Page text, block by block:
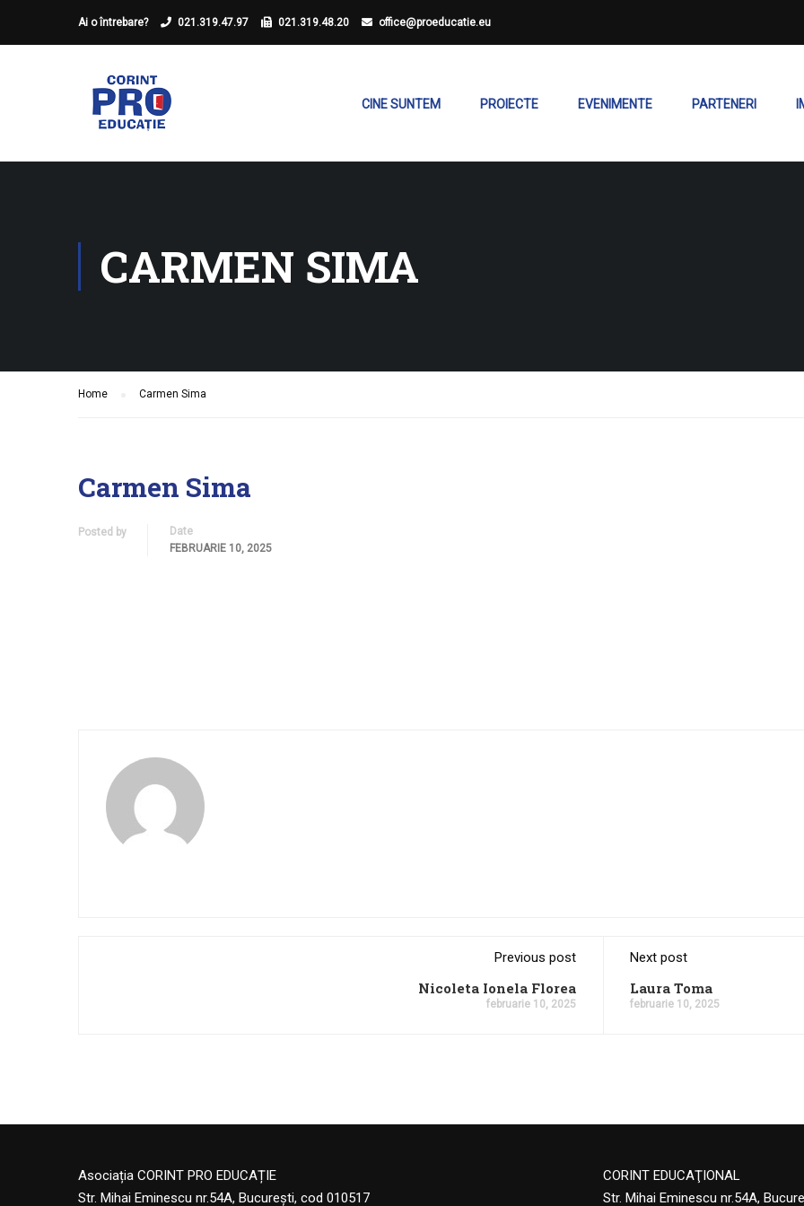
Ai o întrebare? 021.319.47.97 021.319.48.20 office@proeducatie.eu
CINE SUNTEM PROIECTE EVENIMENTE PARTENERI
CARMEN SIMA
Home Carmen Sima
Carmen Sima
Posted by
Date
FEBRUARIE 10, 2025
Previous post
Nicoleta Ionela Florea
februarie 10, 2025
Next post
Laura Toma
februarie 10, 2025
Asociația CORINT PRO EDUCAȚIE
Str. Mihai Eminescu nr.54A, București, cod 010517
CORINT EDUCAŢIONAL
Str. Mihai Eminescu nr.54A,